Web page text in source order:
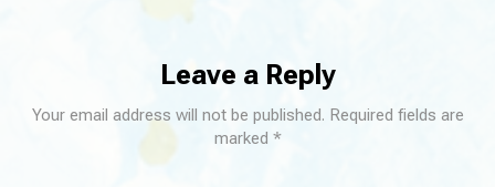
Leave a Reply
Your email address will not be published. Required fields are
marked *